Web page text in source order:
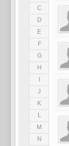
C
D
E
F
G
H
J
K
L
M
N